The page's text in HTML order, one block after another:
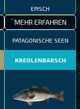
EPISCH
MEHR ERFAHREN
PATAGONISCHE SEEN
KREOLENBARSCH